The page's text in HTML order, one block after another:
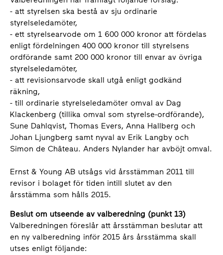
- att styrelsen ska bestå av sju ordinarie
styrelseledamöter,
- ett styrelsearvode om 1 600 000 kronor att fördelas
enligt fördelningen 400 000 kronor till styrelsens
ordförande samt 200 000 kronor till envar av övriga
styrelseledamöter,
- att revisionsarvode skall utgå enligt godkänd
räkning,
- till ordinarie styrelseledamöter omval av Dag
Klackenberg (tillika omval som styrelse-ordförande),
Sune Dahlqvist, Thomas Evers, Anna Hallberg och
Johan Ljungberg samt nyval av Erik Langby och
Simon de Château. Anders Nylander har avböjt omval.
Ernst & Young AB utsågs vid årsstämman 2011 till
revisor i bolaget för tiden intill slutet av den
årsstämma som hålls 2015.
Beslut om utseende av valberedning (punkt 13)
Valberedningen föreslår att årsstämman beslutar att
en ny valberedning inför 2015 års årsstämma skall
utses enligt följande: